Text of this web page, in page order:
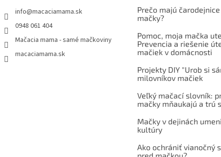
info@macaciamama.sk
0948 061 404
Mačacia mama - samé mačkoviny
macaciamama.sk
Prečo majú
mačky?
Pomoc, moja mačka
Prevencia a riešenie
mačiek v domácnosti
Projekty DIY "Urob si
milovníkov mačiek
Veľký mačací slovník:
mačky mňaukajú a trú
Mačky v dejinách
kultúry
Ako ochrániť vianočný